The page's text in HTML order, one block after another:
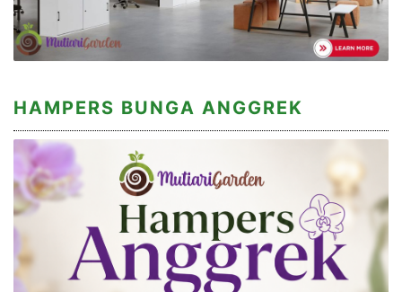
HAMPERS BUNGA ANGGREK